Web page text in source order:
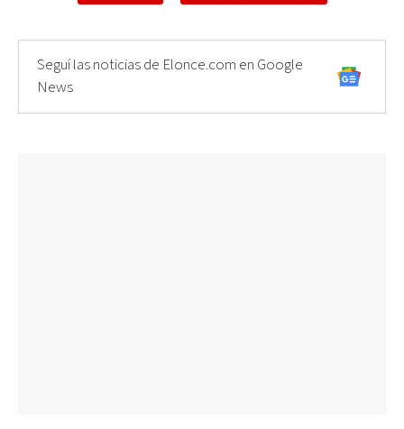
Seguí las noticias de Elonce.com en Google
News